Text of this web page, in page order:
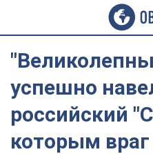
успешно
российский
которым